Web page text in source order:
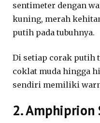
sentimeter dengan
kuning, merah
putih pada tubuhnya.
Di setiap corak putih
coklat muda hingga
sendiri memiliki
2. Amphiprion